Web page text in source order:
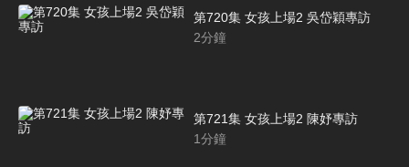
第720集 女孩上場2 吳岱穎專訪
2分鐘
第721集 女孩上場2 陳妤專訪
1分鐘